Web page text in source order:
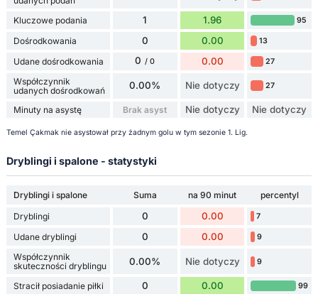
Kluczowe podania 1 1.96 95
Dośrodkowania 0 0.00 13
Udane dośrodkowania 0 / 0 0.00 27
Współczynnik
udanych dośrodkowań
0.00% Nie dotyczy 27
Minuty na asystę Brak asyst Nie dotyczy Nie dotyczy
Temel Çakmak nie asystował przy żadnym golu w tym sezonie 1. Lig.
Dryblingi i spalone - statystyki
Dryblingi i spalone Suma na 90 minut
percentyl
Dryblingi
0 0.00 7
Udane dryblingi 0 0.00 9
Współczynnik
skuteczności dryblingu
0.00% Nie dotyczy 9
Stracił posiadanie piłki 0 0.00 99